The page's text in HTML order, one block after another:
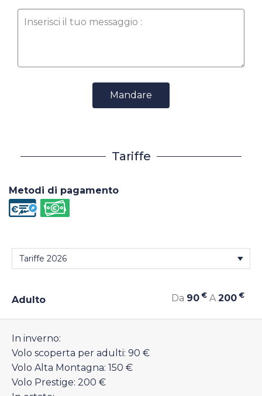
Mandare
Tariffe
Metodi di pagamento
Adulto Da 90 € A200 €
In inverno:
Volo scoperta per adulti: 90 €
Volo Alta Montagna: 150 €
Volo Prestige: 200 €